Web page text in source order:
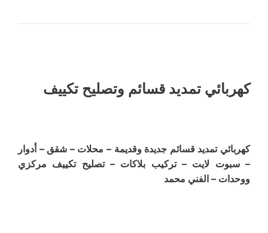
كهربائي تمديد قسائم وتصليح تكييف
كهربائي تمديد قسائم جديدة وقديمة – محلات – شقق – أدوار
– سبوت لايت – تركيب بلاكات – تصليح تكييف مركزي
ووحدات – الفني محمد